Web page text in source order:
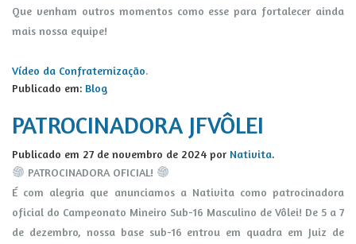
Que venham outros momentos como esse para fortalecer ainda
mais nossa equipe!
Vídeo da Confraternização.
Publicado em: Blog
PATROCINADORA JFVÔLEI
Publicado em 27 de novembro de 2024 por Nativita.
PATROCINADORA OFICIAL!
É com alegria que anunciamos a Nativita como patrocinadora
oficial do Campeonato Mineiro Sub-16 Masculino de Vôlei! De 5 a 7
de dezembro, nossa base sub-16 entrou em quadra em Juiz de